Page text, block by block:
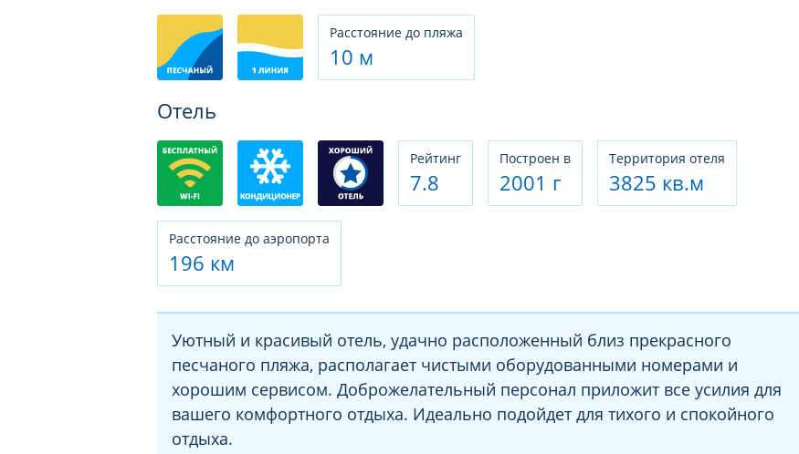
Расстояние до пляжа
10 м
Отель
Рeйтинг
7.8
Построен в
2001 г
Территория отеля
3825 кв.м
Расстояние до аэропорта
196 км
Уютный и красивый отель, удачно расположенный близ прекрасного
песчаного пляжа, располагает чистыми оборудованными номерами и
хорошим сервисом. Доброжелательный персонал приложит все усилия для
вашего комфортного отдыха. Идеально подойдет для тихого и спокойного
отдыха.